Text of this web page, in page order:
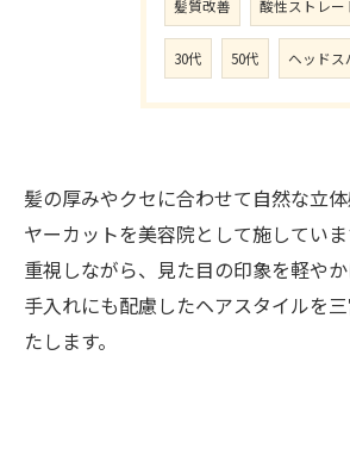
髪質改善 酸性ストレー
30代 50代 ヘッドス
髪の厚みやクセに合わせて自然な立
ヤーカットを美容院として施してい
重視しながら、見た目の印象を軽や
手入れにも配慮したヘアスタイルを
たします。